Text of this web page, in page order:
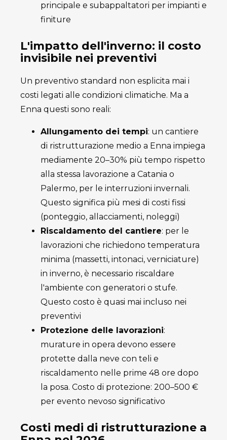
principale e subappaltatori per impianti e
finiture
L'impatto dell'inverno: il costo
invisibile nei preventivi
Un preventivo standard non esplicita mai i
costi legati alle condizioni climatiche. Ma a
Enna questi sono reali:
Allungamento dei tempi: un cantiere
di ristrutturazione medio a Enna impiega
mediamente 20–30% più tempo rispetto
alla stessa lavorazione a Catania o
Palermo, per le interruzioni invernali.
Questo significa più mesi di costi fissi
(ponteggio, allacciamenti, noleggi)
Riscaldamento del cantiere: per le
lavorazioni che richiedono temperatura
minima (massetti, intonaci, verniciature)
in inverno, è necessario riscaldare
l'ambiente con generatori o stufe.
Questo costo è quasi mai incluso nei
preventivi
Protezione delle lavorazioni:
murature in opera devono essere
protette dalla neve con teli e
riscaldamento nelle prime 48 ore dopo
la posa. Costo di protezione: 200–500 €
per evento nevoso significativo
Costi medi di ristrutturazione a